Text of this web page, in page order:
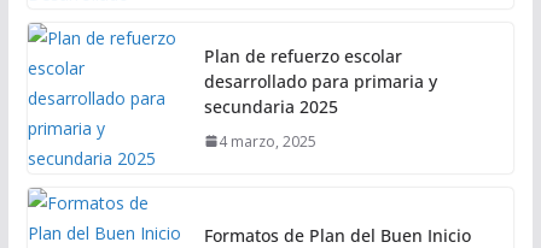
Plan de refuerzo escolar
desarrollado para primaria y
secundaria 2025
4 marzo, 2025
Formatos de Plan del Buen Inicio